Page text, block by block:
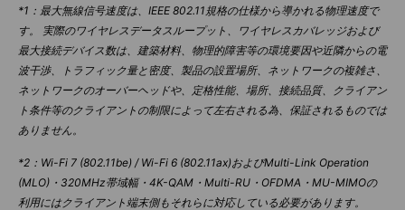
*1：最大無線信号速度は、IEEE 802.11規格の仕様から導かれる物理速度で
す。 実際のワイヤレスデータスループット、ワイヤレスカバレッジおよび
最大接続デバイス数は、建築材料、物理的障害等の環境要因や近隣からの電
波干渉、トラフィック量と密度、製品の設置場所、ネットワークの複雑さ、
ネットワークのオーバーヘッドや、定格性能、場所、接続品質、クライアン
ト条件等のクライアントの制限によって左右される為、保証されるものでは
ありません。
*2：Wi-Fi 7 (802.11be) / Wi-Fi 6 (802.11ax)およびMulti-Link Operation
(MLO)・320MHz帯域幅・4K-QAM・Multi-RU・OFDMA・MU-MIMOの
利用にはクライアント端末側もそれらに対応している必要があります。